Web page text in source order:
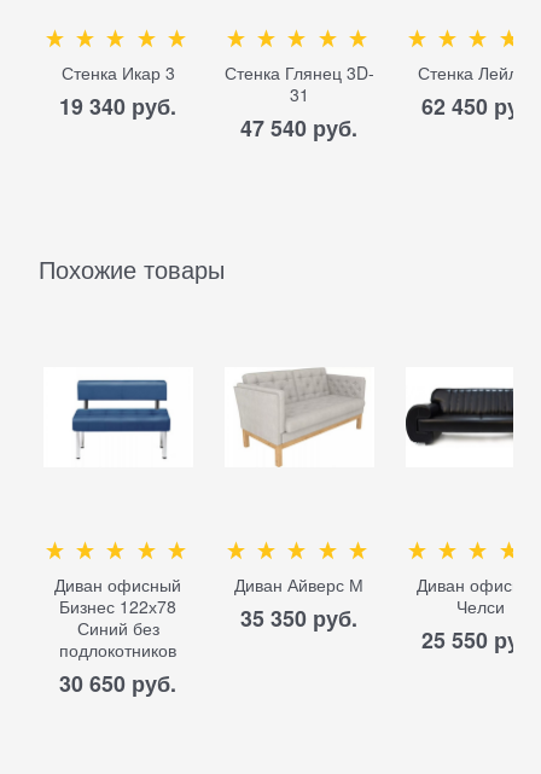
Стенка Икар 3
19 340 руб.
Стенка Глянец 3D-
31
47 540 руб.
Стенка Лейла-
62 450 руб.
Похожие товары
Диван офисный
Бизнес 122х78
Синий без
подлокотников
30 650 руб.
Диван Айверс М
35 350 руб.
Диван
Челси
25 550 руб.